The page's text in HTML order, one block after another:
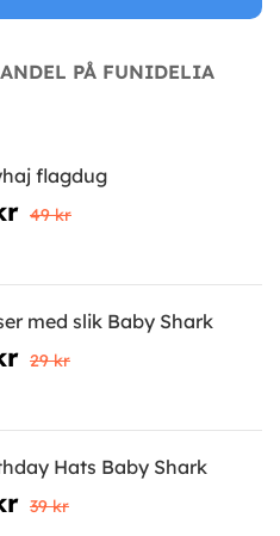
PÅ FUNIDELIA
flagdug
49 kr
med slik Baby Shark
29 kr
Hats Baby Shark
39 kr